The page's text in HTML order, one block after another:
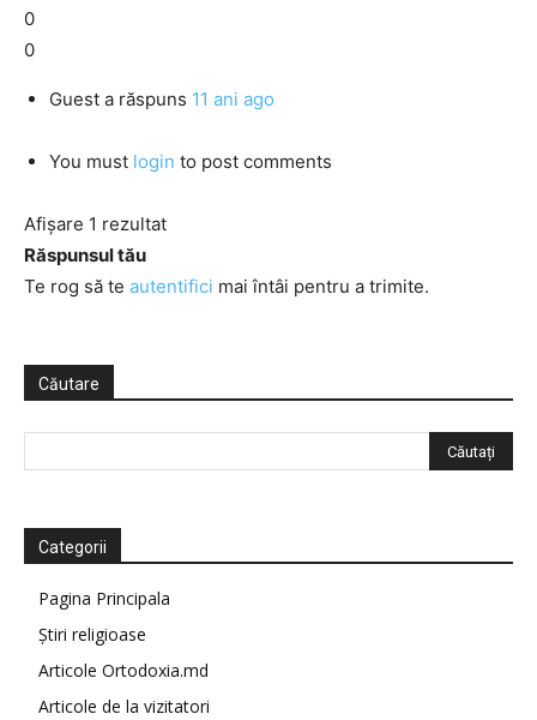
0
0
Guest a răspuns 11 ani ago
You must login to post comments
Afișare 1 rezultat
Răspunsul tău
Te rog să te autentifici mai întâi pentru a trimite.
Căutare
Categorii
Pagina Principala
Știri religioase
Articole Ortodoxia.md
Articole de la vizitatori